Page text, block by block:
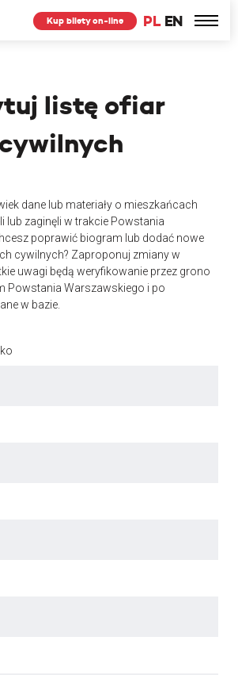
PL EN
Kup bilety on-line
listę ofiar
cywilnych
dane lub materiały o mieszkańcach
lub zaginęli w trakcie Powstania
poprawić biogram lub dodać nowe
cywilnych? Zaproponuj zmiany w
uwagi będą weryfikowanie przez grono
Powstania Warszawskiego i po
w bazie.